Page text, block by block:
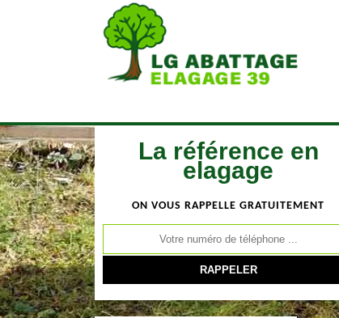
La référence en
elagage
ON VOUS RAPPELLE GRATUITEMENT